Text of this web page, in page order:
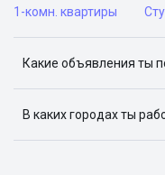
1-комн. квартиры
Какие объявления ты
объявлений: ЦИАН,
Авито, Самолет.Плюс.
В каких городах ты